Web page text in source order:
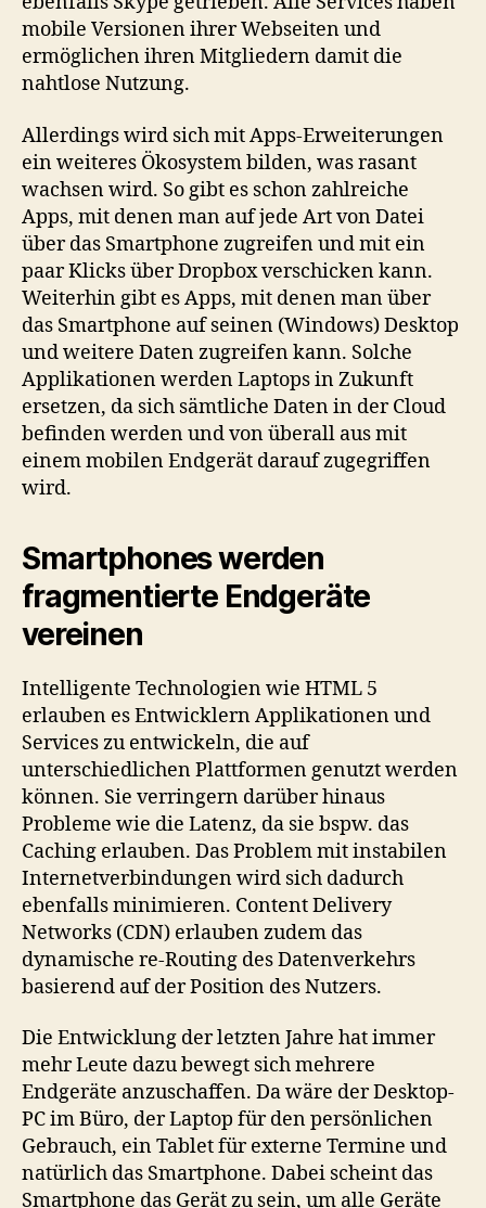
mobile Versionen ihrer Webseiten und
ermöglichen ihren Mitgliedern damit die
nahtlose Nutzung.
Allerdings wird sich mit Apps-Erweiterungen
ein weiteres Ökosystem bilden, was rasant
wachsen wird. So gibt es schon zahlreiche
Apps, mit denen man auf jede Art von Datei
über das Smartphone zugreifen und mit ein
paar Klicks über Dropbox verschicken kann.
Weiterhin gibt es Apps, mit denen man über
das Smartphone auf seinen (Windows) Desktop
und weitere Daten zugreifen kann. Solche
Applikationen werden Laptops in Zukunft
ersetzen, da sich sämtliche Daten in der Cloud
befinden werden und von überall aus mit
einem mobilen Endgerät darauf zugegriffen
wird.
Smartphones werden
fragmentierte Endgeräte
vereinen
Intelligente Technologien wie HTML 5
erlauben es Entwicklern Applikationen und
Services zu entwickeln, die auf
unterschiedlichen Plattformen genutzt werden
können. Sie verringern darüber hinaus
Probleme wie die Latenz, da sie bspw. das
Caching erlauben. Das Problem mit instabilen
Internetverbindungen wird sich dadurch
ebenfalls minimieren. Content Delivery
Networks (CDN) erlauben zudem das
dynamische re-Routing des Datenverkehrs
basierend auf der Position des Nutzers.
Die Entwicklung der letzten Jahre hat immer
mehr Leute dazu bewegt sich mehrere
Endgeräte anzuschaffen. Da wäre der Desktop-
PC im Büro, der Laptop für den persönlichen
Gebrauch, ein Tablet für externe Termine und
natürlich das Smartphone. Dabei scheint das
Smartphone das Gerät zu sein, um alle Geräte